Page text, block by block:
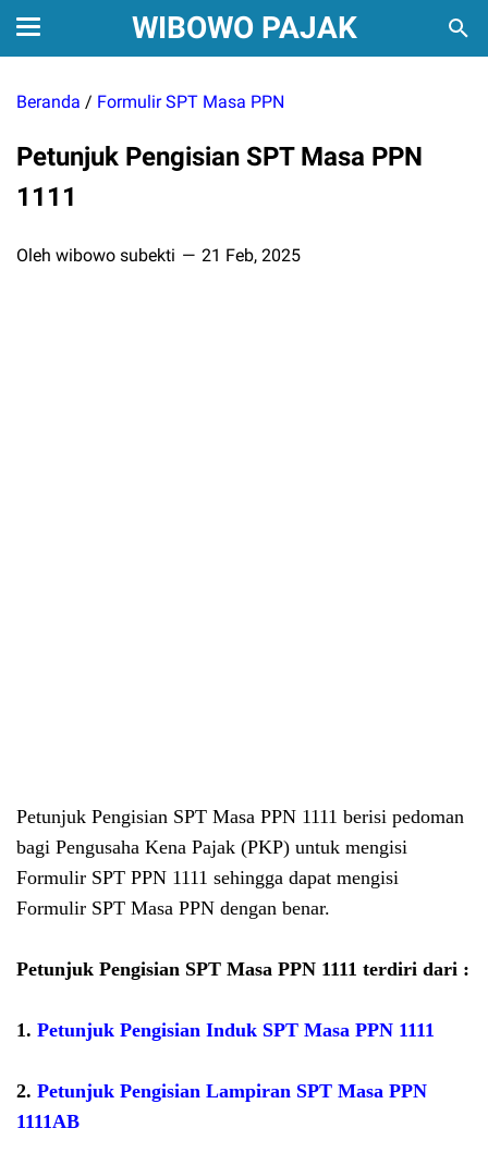
WIBOWO PAJAK
Beranda / Formulir SPT Masa PPN
Petunjuk Pengisian SPT Masa PPN
1111
Oleh wibowo subekti 21 Feb, 2025
Petunjuk Pengisian SPT Masa PPN 1111 berisi pedoman
bagi Pengusaha Kena Pajak (PKP) untuk mengisi
Formulir SPT PPN 1111 sehingga dapat mengisi
Formulir SPT Masa PPN dengan benar.
Petunjuk Pengisian SPT Masa PPN 1111 terdiri dari :
1. Petunjuk Pengisian Induk SPT Masa PPN 1111
2. Petunjuk Pengisian Lampiran SPT Masa PPN
1111AB